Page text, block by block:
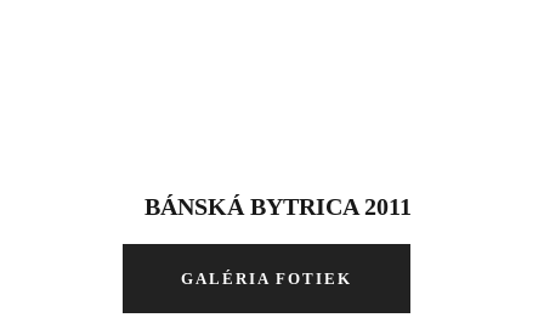
BÁNSKÁ BYTRICA 2011
GALÉRIA FOTIEK